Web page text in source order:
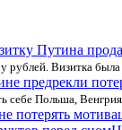
Путина
рублей. Визитка
предрекли
себе Польша,
потерять